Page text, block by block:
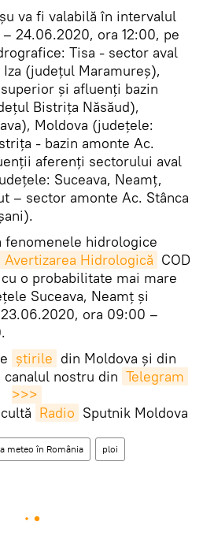
va fi valabilă în intervalul
24.06.2020, ora 12:00, pe
Tisa - sector aval
(judeţul Maramureş),
şi afluenţi bazin
Bistriţa Năsăud),
Moldova (judeţele:
- bazin amonte Ac.
aferenţi sectorului aval
Suceava, Neamţ,
– sector amonte Ac. Stânca
fenomenele hidrologice
Avertizarea Hidrologică COD
o probabilitate mai mare
Suceava, Neamț și
ora 09:00 –
știrile din Moldova și din
nostru din Telegram
>>>
Radio Sputnik Moldova
meteo în România ploi